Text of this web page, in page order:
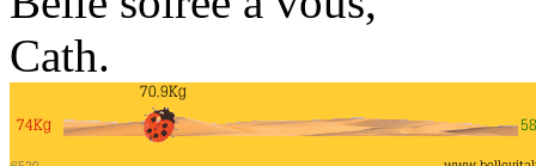
Cath.